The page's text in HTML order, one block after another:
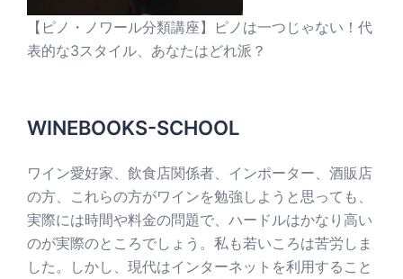
【ピノ・ノワール分類講座】ピノは一つじゃない！代
表的な3スタイル、あなたはどれ派？
WINEBOOKS-SCHOOL
ワイン愛好家、飲食店関係者、インポーター、酒販店
の方、これらの方がワインを勉強しようと思っても、
実際には時間や料金の問題で、ハードルはかなり高い
のが実際のところでしょう。私も若いころは苦労しま
した。しかし、現代はインターネットを利用すること